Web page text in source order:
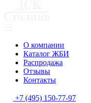
О компании
Каталог ЖБИ
Распродажа
Отзывы
Контакты
+7 (495) 150-77-97